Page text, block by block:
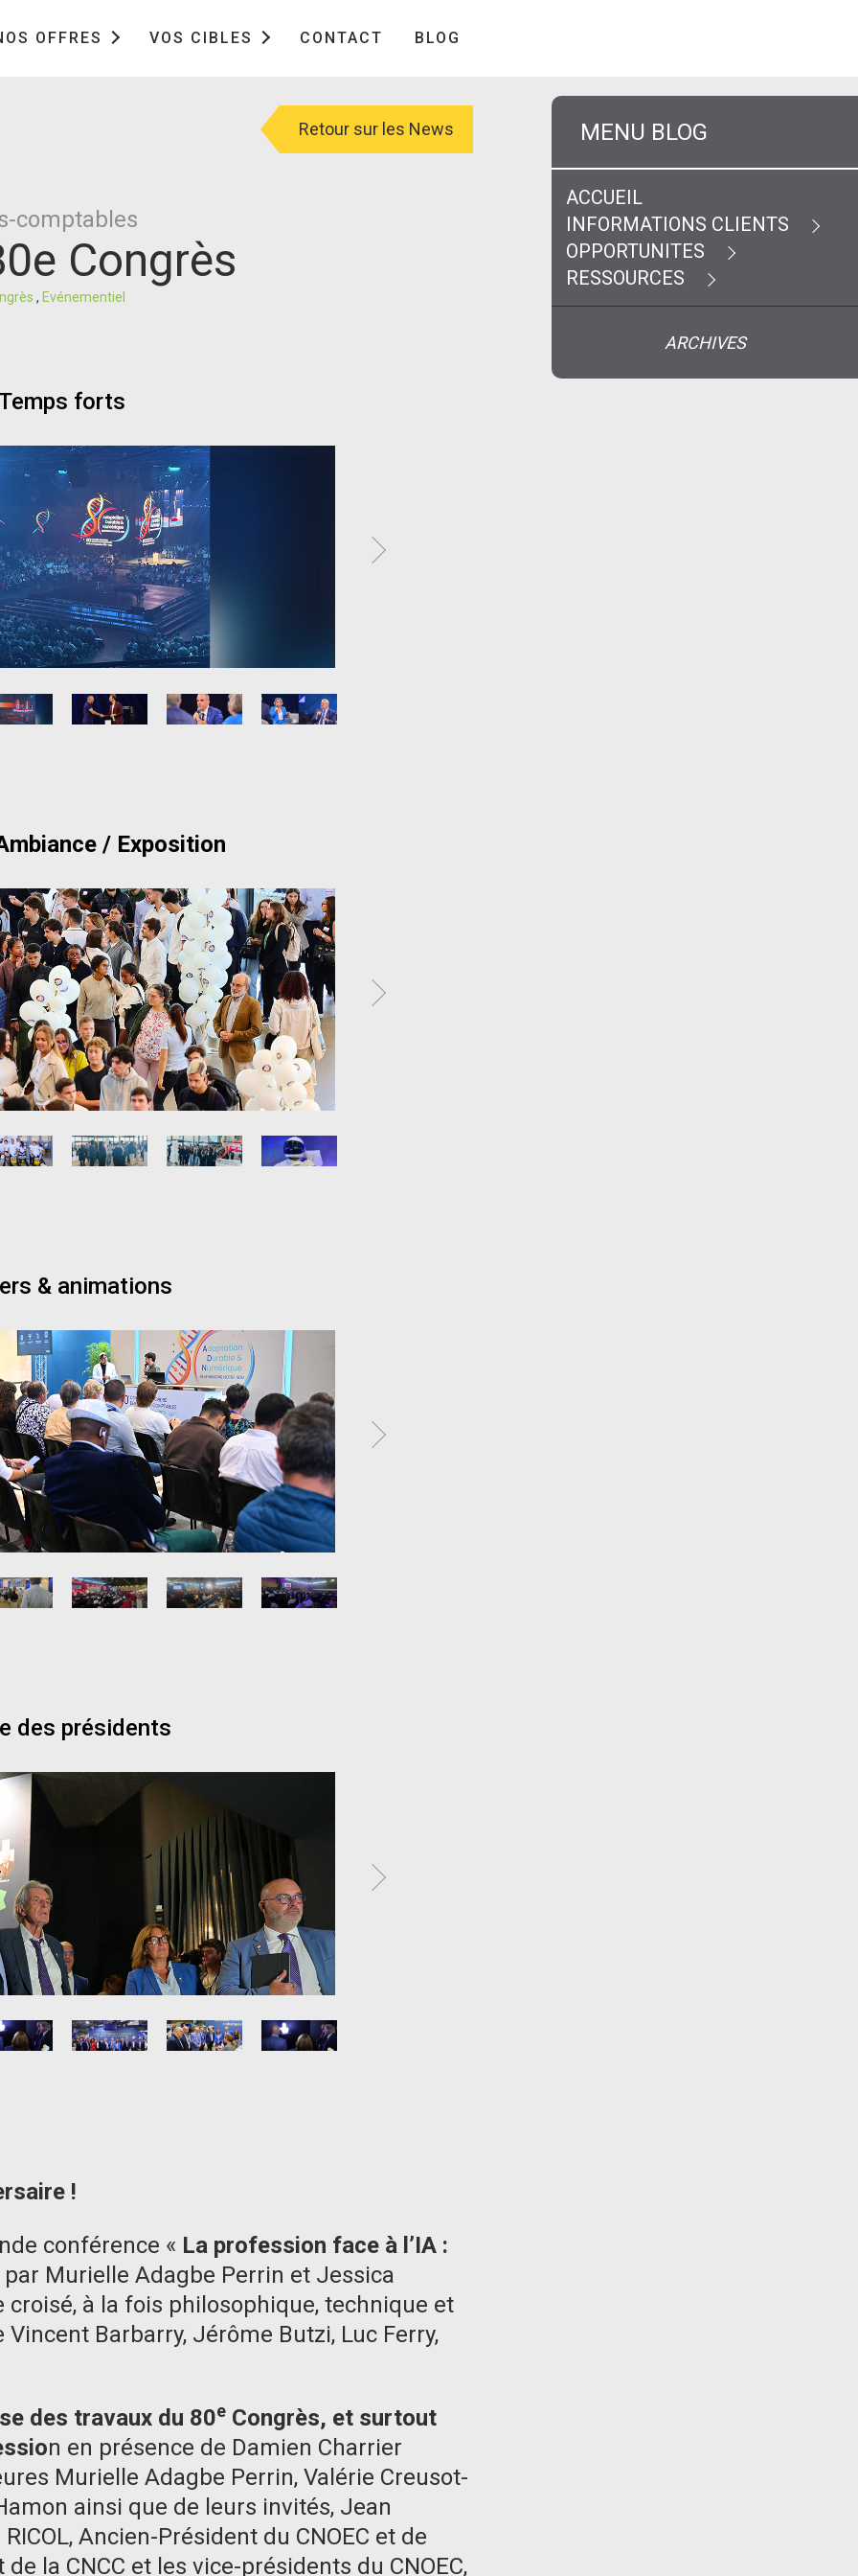
OFFRES VOS CIBLES CONTACT BLOG
MENU BLOG
ACCUEIL
INFORMATIONS CLIENTS
OPPORTUNITES
RESSOURCES
ARCHIVES
Retour sur les News
comptables
Congrès
, Evénementiel
forts
/ Exposition
& animations
des présidents
!
conférence « La profession face à l’IA :
par Murielle Adagbe Perrin et Jessica
à la fois philosophique, technique et
Barbarry, Jérôme Butzi, Luc Ferry,
des travaux du 80eCongrès, et surtout
n en présence de Damien Charrier
Murielle Adagbe Perrin, Valérie Creusot-
ainsi que de leurs invités, Jean
Ancien-Président du CNOEC et de
de la CNCC et les vice-présidents du CNOEC,